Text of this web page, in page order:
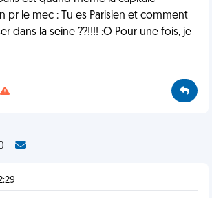
pr le mec : Tu es Parisien et comment
dans la seine ??!!!! :O Pour une fois, je